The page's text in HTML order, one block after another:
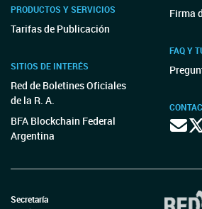
PRODUCTOS Y SERVICIOS
Tarifas de Publicación
SITIOS DE INTERÉS
Red de Boletines Oficiales
de la R. A.
BFA Blockchain Federal
Argentina
Firma
FAQ Y
Secretaría